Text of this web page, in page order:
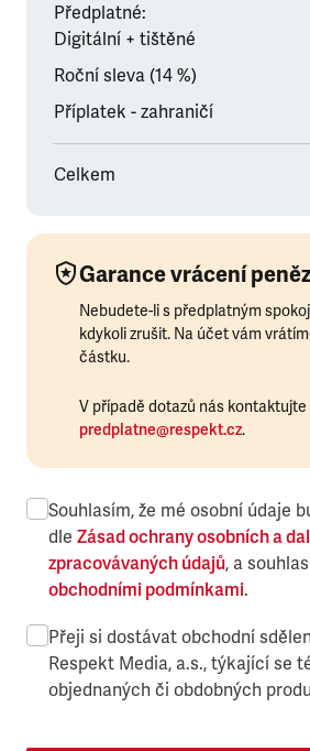
Předplatné:
Digitální + tištěné
Roční sleva (14 %)
Příplatek - zahraničí
Celkem
Garance vrácení peněz
Nebudete-li s předplatným
kdykoli zrušit. Na účet vám
částku.
V případě dotazů nás kontaktujte
predplatne@respekt.cz.
Souhlasím, že mé osobní údaje
dle Zásad ochrany osobních a
zpracovávaných údajů, a
obchodními podmínkami.
Přeji si dostávat obchodní
Respekt Media, a.s., týkající se
objednaných či obdobných